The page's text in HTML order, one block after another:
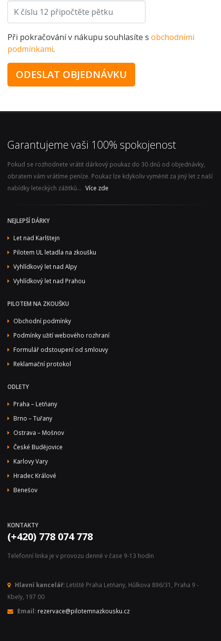
Při pokračování v nákupu souhlasíte s obchodními
podmínkami.
Garantujeme vaši 100% spokojenost
Pokud se rozhodnete vrátit dárkový poukaz do 30 dnů od objednávky,
obratem vám vrátíme peníze. Poukaz lze kdykoliv vyměnit za jiný let z naší
nabídky leteckých zážitků... Více zde
NEJLEPŠÍ DÁRKY
Let nad Karlštejn
Pilotem UL letadla na zkoušku
Vyhlídkový let nad Alpy
Vyhlídkový let nad Prahou
PILOTEM NA ZKOUŠKU
Obchodní podmínky
Podmínky užití webového rozhraní
Formulář odstoupení od smlouvy
Reklamační protokol
ODLETY
Praha – Letňany
Brno – Tuřany
Ostrava – Mošnov
České Budějovice
Karlovy Vary
Hradec Králové
Benešov
KONTAKTY
(+420) 778 074 778
Telefonní linka je v provozu denně v čase 9-13 hodin
Hlavní kancelář: Letiště Praha Letňany, Hůlkova 896/31, Praha 9 -
Kbely, 197 00
Email: rezervace@pilotemnazkousku.cz